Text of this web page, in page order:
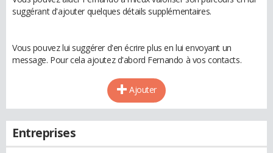
suggérant d'ajouter quelques détails supplémentaires.
Vous pouvez lui suggérer d'en écrire plus en lui envoyant un
message. Pour cela ajoutez d'abord Fernando à vos contacts.
Ajouter
Entreprises